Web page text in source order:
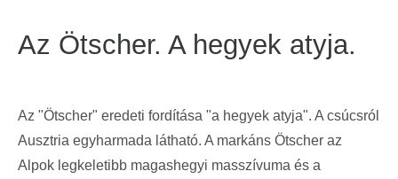
Az Ötscher. A hegyek atyja.
Az "Ötscher" eredeti fordítása "a hegyek atyja". A csúcsról
Ausztria egyharmada látható. A markáns Ötscher az
Alpok legkeletibb magashegyi masszívuma és a